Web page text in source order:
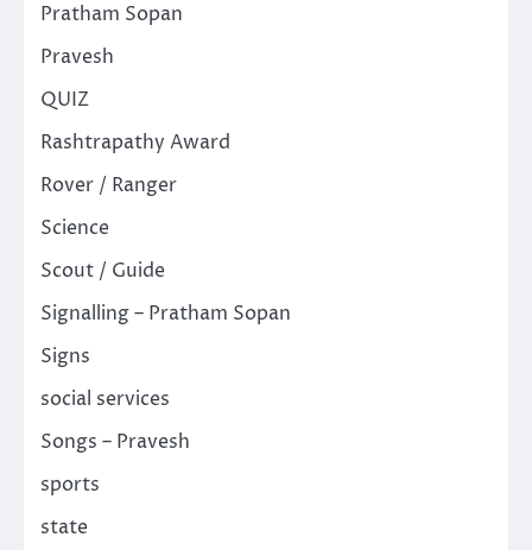
Pratham Sopan
Pravesh
QUIZ
Rashtrapathy Award
Rover / Ranger
Science
Scout / Guide
Signalling – Pratham Sopan
Signs
social services
Songs – Pravesh
sports
state